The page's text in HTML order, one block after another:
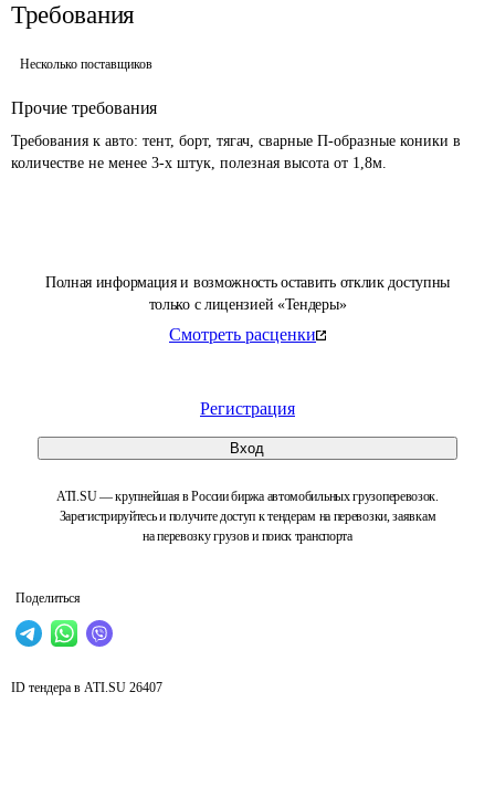
Полная информация и возможность оставить отклик доступны
только с лицензией «Тендеры»
Смотреть расценки
Регистрация
Вход
ATI.SU — крупнейшая в России биржа автомобильных грузоперевозок.
Зарегистрируйтесь и получите доступ к тендерам на перевозки, заявкам
на перевозку грузов и поиск транспорта
Поделиться
Требования
Несколько поставщиков
Прочие требования
Требования к авто: тент, борт, тягач, сварные П-образные коники в
количестве не менее 3-х штук, полезная высота от 1,8м.
ID тендера в ATI.SU 26407